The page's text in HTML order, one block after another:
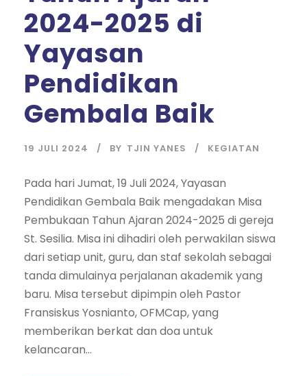
2024-2025 di
Yayasan
Pendidikan
Gembala Baik
19 JULI 2024 BY TJIN YANES KEGIATAN
Pada hari Jumat, 19 Juli 2024, Yayasan
Pendidikan Gembala Baik mengadakan Misa
Pembukaan Tahun Ajaran 2024-2025 di gereja
St. Sesilia. Misa ini dihadiri oleh perwakilan siswa
dari setiap unit, guru, dan staf sekolah sebagai
tanda dimulainya perjalanan akademik yang
baru. Misa tersebut dipimpin oleh Pastor
Fransiskus Yosnianto, OFMCap, yang
memberikan berkat dan doa untuk
kelancaran...